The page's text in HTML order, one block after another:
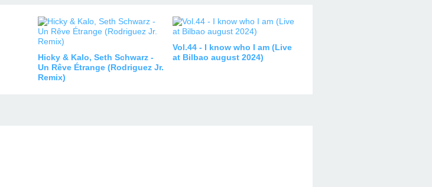
Hicky & Kalo, Seth Schwarz -
Un Rêve Étrange (Rodriguez Jr.
Remix)
Vol.44 - I know who I am (Live
at Bilbao august 2024)